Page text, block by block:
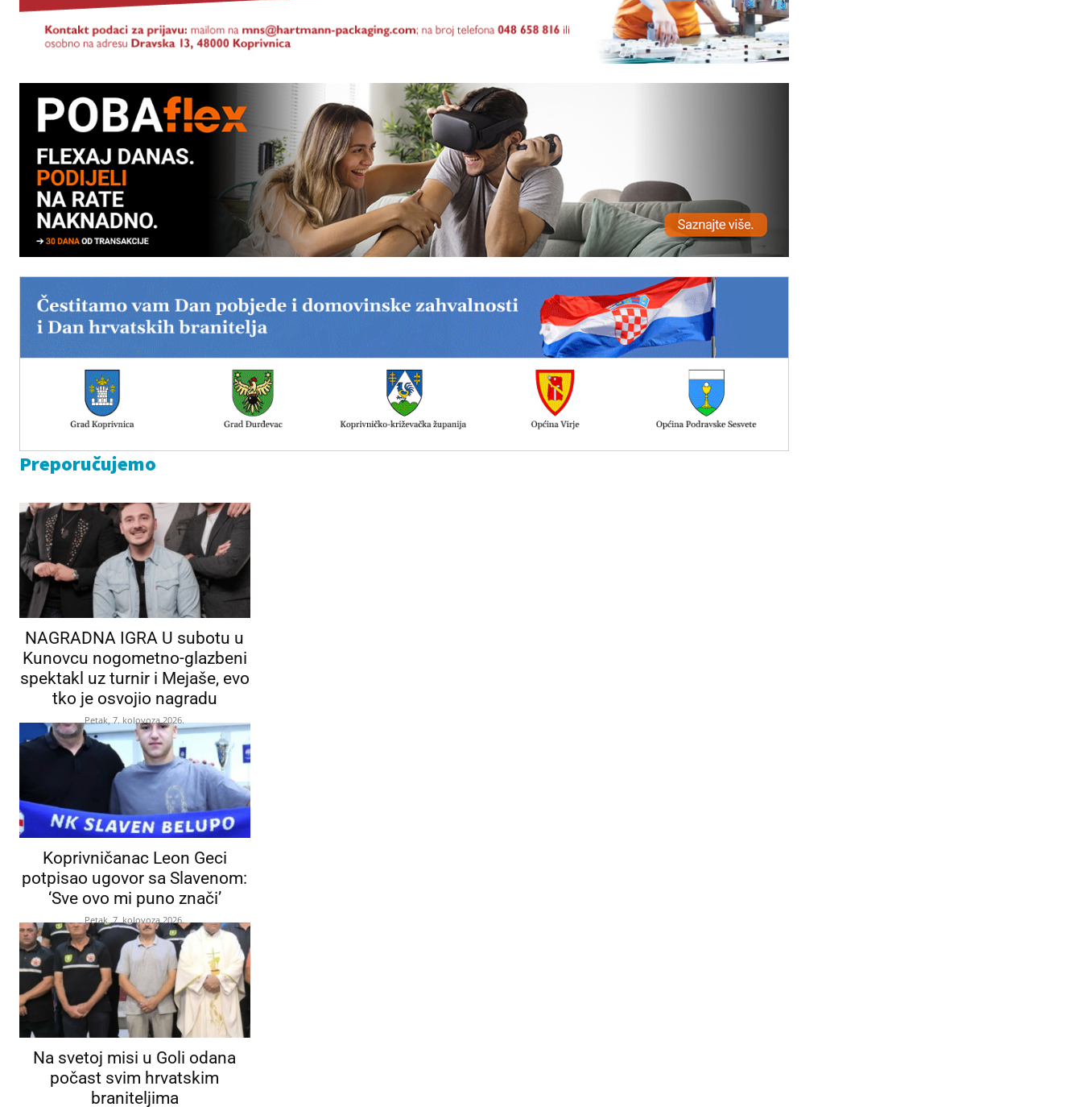
Preporučujemo
NAGRADNA IGRA U subotu u
Kunovcu nogometno-glazbeni
spektakl uz turnir i Mejaše, evo
tko je osvojio nagradu
Petak, 7. kolovoza 2026.
Koprivničanac Leon Geci
potpisao ugovor sa Slavenom:
‘Sve ovo mi puno znači’
Petak, 7. kolovoza 2026.
Na svetoj misi u Goli odana
počast svim hrvatskim
braniteljima